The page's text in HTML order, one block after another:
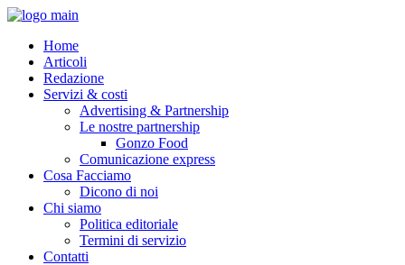
Home
Articoli
Redazione
Servizi & costi
Advertising & Partnership
Le nostre partnership
Gonzo Food
Comunicazione express
Cosa Facciamo
Dicono di noi
Chi siamo
Politica editoriale
Termini di servizio
Contatti